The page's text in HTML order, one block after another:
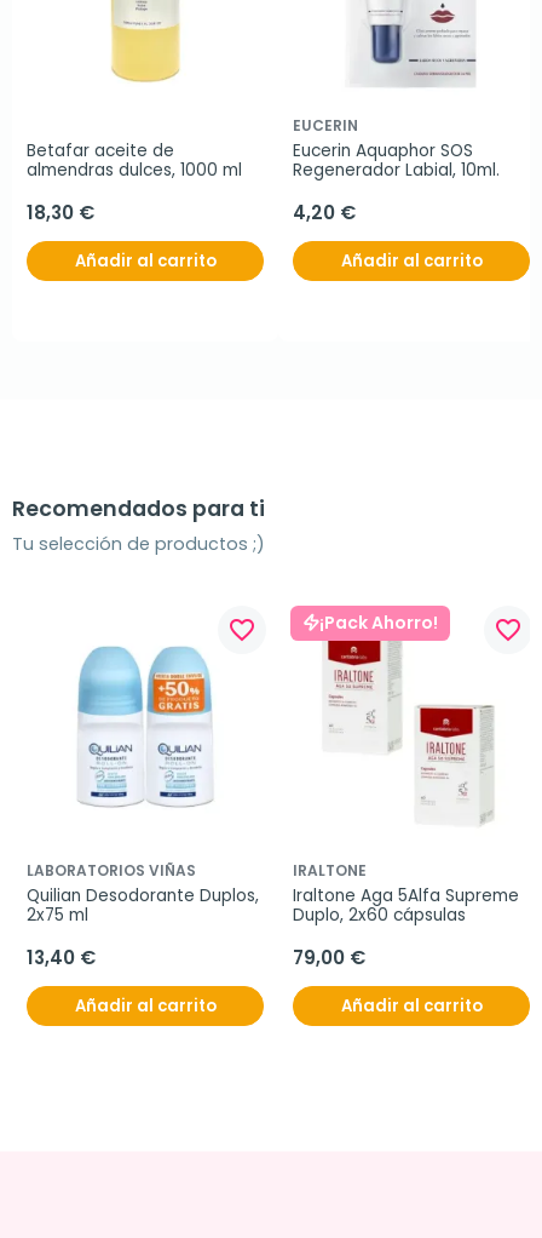
Betafar aceite de
almendras dulces, 1000 ml
18,30 €
Añadir al carrito
EUCERIN
Eucerin Aquaphor SOS
Regenerador Labial, 10ml.
4,20 €
Añadir al carrito
Recomendados para ti
Tu selección de productos ;)
favorite_border
LABORATORIOS VIÑAS
Quilian Desodorante Duplos,
2x75 ml
13,40 €
Añadir al carrito
¡Pack Ahorro! favorite_border
IRALTONE
Iraltone Aga 5Alfa Supreme
Duplo, 2x60 cápsulas
79,00 €
Añadir al carrito